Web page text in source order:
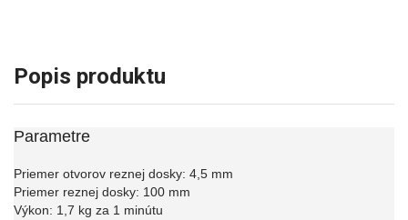
Popis produktu
Parametre
Priemer otvorov reznej dosky: 4,5 mm
Priemer reznej dosky: 100 mm
Výkon: 1,7 kg za 1 minútu